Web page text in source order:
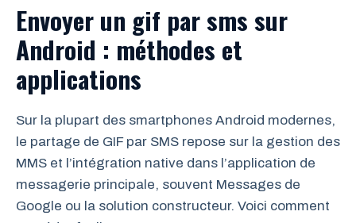
Envoyer un gif par sms sur
Android : méthodes et
applications
Sur la plupart des smartphones Android modernes,
le partage de GIF par SMS repose sur la gestion des
MMS et l’intégration native dans l’application de
messagerie principale, souvent Messages de
Google ou la solution constructeur. Voici comment